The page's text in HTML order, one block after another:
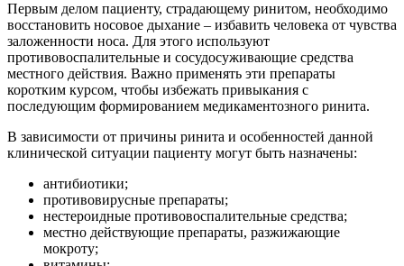
Первым делом пациенту, страдающему ринитом, необходимо
восстановить носовое дыхание – избавить человека от чувства
заложенности носа. Для этого используют
противовоспалительные и сосудосуживающие средства
местного действия. Важно применять эти препараты
коротким курсом, чтобы избежать привыкания с
последующим формированием медикаментозного ринита.
В зависимости от причины ринита и особенностей данной
клинической ситуации пациенту могут быть назначены:
антибиотики;
противовирусные препараты;
нестероидные противовоспалительные средства;
местно действующие препараты, разжижающие
мокроту;